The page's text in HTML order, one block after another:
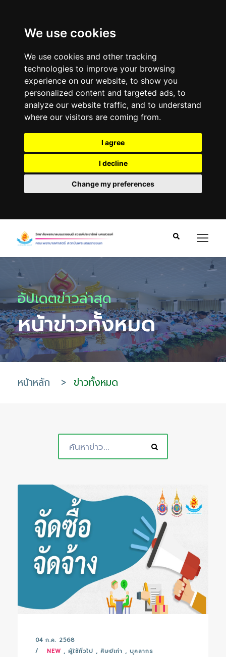
We use cookies
We use cookies and other tracking
technologies to improve your browsing
experience on our website, to show you
personalized content and targeted ads, to
analyze our website traffic, and to understand
where our visitors are coming from.
I agree
I decline
Change my preferences
อัปเดตข่าวล่าสุด
หน้าข่าวทั้งหมด
หน้าหลัก > ข่าวทั้งหมด
04 ก.ค. 2568
NEW , ผู้ใช้ทั่วไป , ศิษย์เก่า , บุคลากร